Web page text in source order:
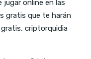
jugar online en las
gratis que te harán
criptorquidia